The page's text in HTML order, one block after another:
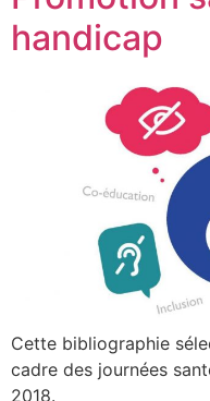
handicap
Cette bibliographie
cadre des journées
2018.